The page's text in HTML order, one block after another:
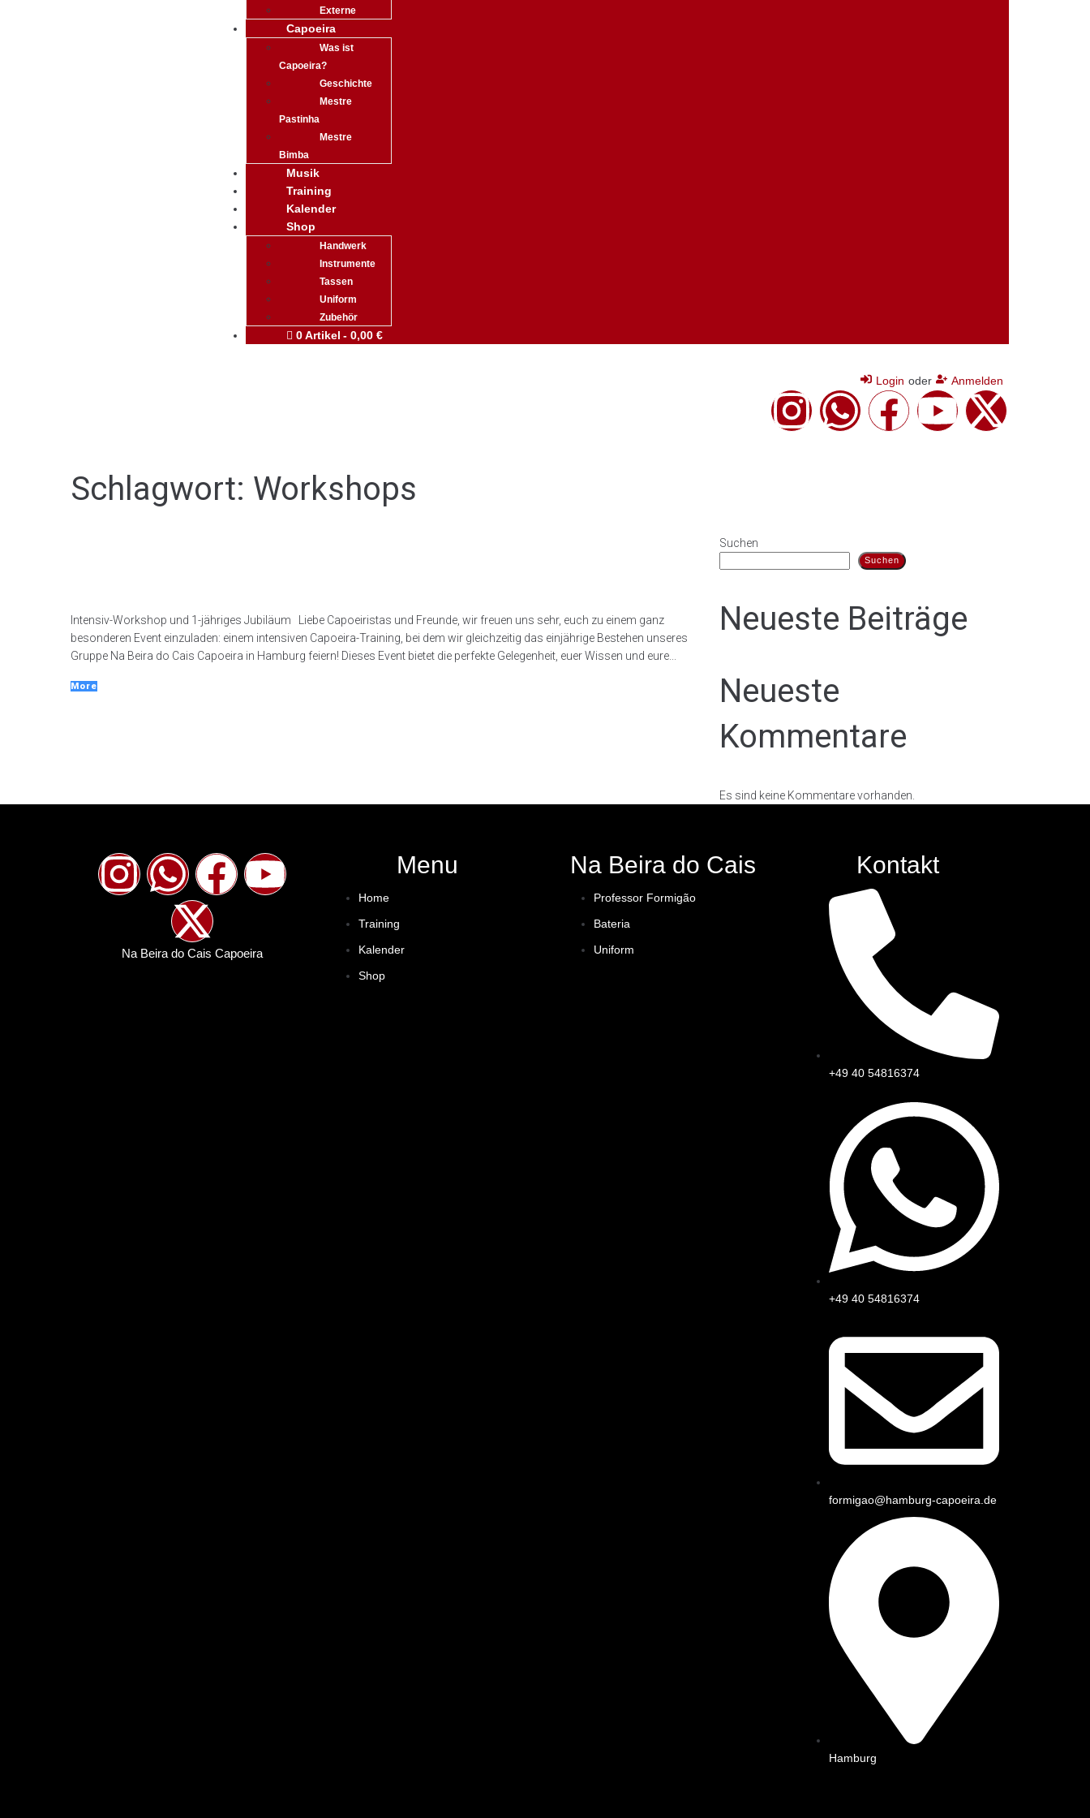
Externe
Capoeira
Was ist
Capoeira?
Geschichte
Mestre
Pastinha
Mestre
Bimba
Musik
Training
Kalender
Shop
Handwerk
Instrumente
Tassen
Uniform
Zubehör
0 Artikel 0,00 €
Login oder Anmelden
Schlagwort: Workshops
Intensiv-Workshop und 1-jähriges Jubiläum Liebe Capoeiristas und Freunde, wir freuen uns sehr, euch zu einem ganz
besonderen Event einzuladen: einem intensiven Capoeira-Training, bei dem wir gleichzeitig das einjährige Bestehen unseres
Gruppe Na Beira do Cais Capoeira in Hamburg feiern! Dieses Event bietet die perfekte Gelegenheit, euer Wissen und eure...
More
Suchen
Suchen
Neueste Beiträge
Neueste
Kommentare
Es sind keine Kommentare vorhanden.
Na Beira do Cais Capoeira
Menu
Home
Training
Kalender
Shop
Na Beira do Cais
Professor Formigão
Bateria
Uniform
Kontakt
+49 40 54816374
+49 40 54816374
formigao@hamburg-capoeira.de
Hamburg